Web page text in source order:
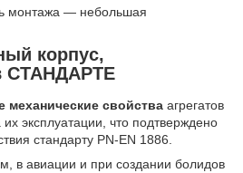
монтажа ― небольшая
корпус,
СТАНДАРТЕ
механические свойства агрегатов
эксплуатации, что подтверждено
стандарту PN-EN 1886.
в авиации и при создании болидов